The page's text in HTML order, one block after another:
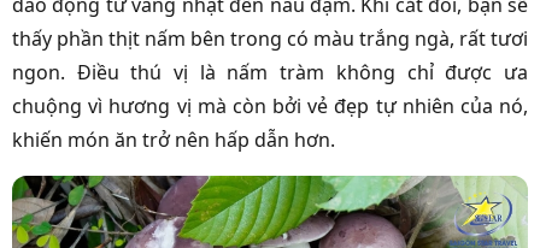
thấy phần thịt nấm bên trong có màu trắng ngà, rất tươi
ngon. Điều thú vị là nấm tràm không chỉ được ưa
chuộng vì hương vị mà còn bởi vẻ đẹp tự nhiên của nó,
khiến món ăn trở nên hấp dẫn hơn.